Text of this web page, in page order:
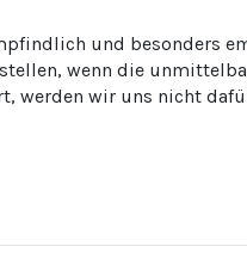
und besonders
wenn die
werden wir uns nicht